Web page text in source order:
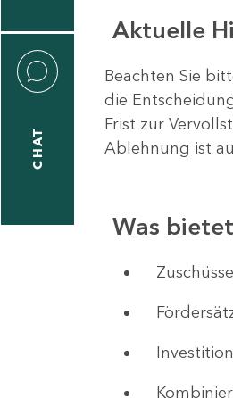
CHAT
Aktuelle
Beachten Sie
die
Frist zur
Ablehnung ist
Was